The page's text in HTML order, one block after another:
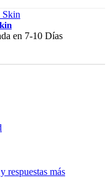
en 7-10 Días
respuestas más